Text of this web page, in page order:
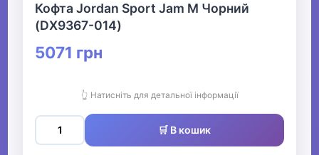
Кофта Jordan Sport Jam M Чорний
(DX9367-014)
5071 грн
👆 Натисніть для детальної інформації
🛒 В кошик